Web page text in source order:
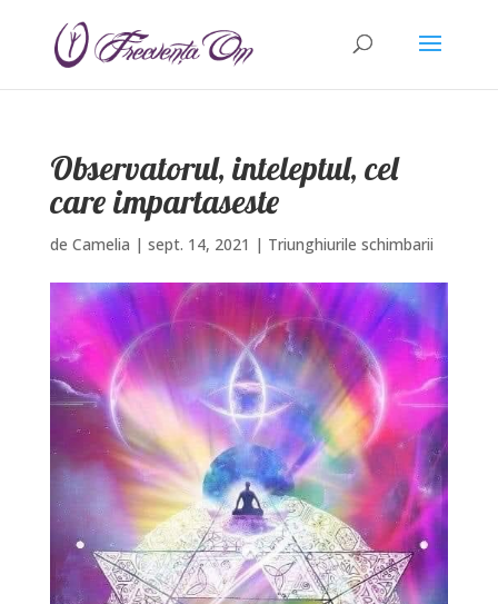
Observatorul, inteleptul, cel
care impartaseste
de Camelia | sept. 14, 2021 | Triunghiurile schimbarii